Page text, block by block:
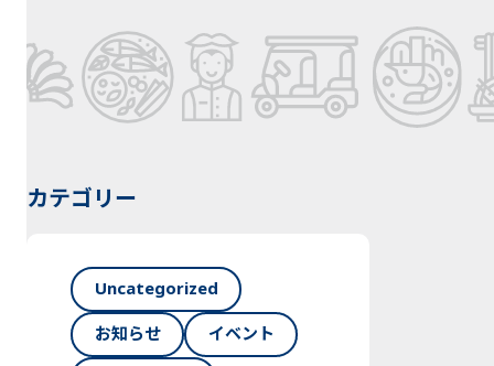
カテゴリー
Uncategorized
お知らせ
イベント